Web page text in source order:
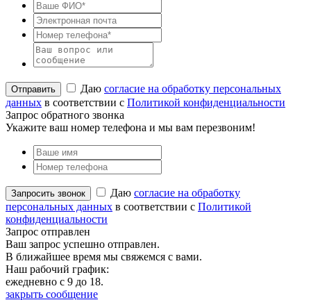
Даю согласие на обработку персональных
данных в соответствии с Политикой конфиденциальности
Запрос обратного звонка
Укажите ваш номер телефона и мы вам перезвоним!
Даю согласие на обработку
персональных данных в соответствии с Политикой
конфиденциальности
Запрос отправлен
Ваш запрос успешно отправлен.
В ближайшее время мы свяжемся с вами.
Наш рабочий график:
ежедневно с 9 до 18.
закрыть сообщение